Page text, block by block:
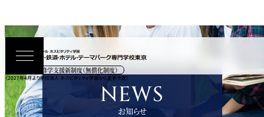
高等教育の修学支援新制度（無償化制度）
（2027年4月より学校法人 ホスピタリティ学園から変更予定）
NEWS
お知らせ